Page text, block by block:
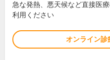
急な発熱、悪天候など直接医
利用ください
オンライン診